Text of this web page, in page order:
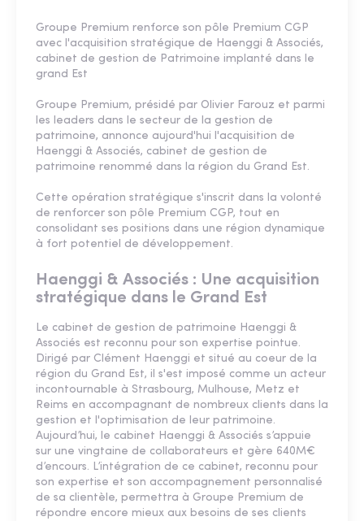
Groupe Premium renforce son pôle Premium CGP
avec l'acquisition stratégique de Haenggi & Associés,
cabinet de gestion de Patrimoine implanté dans le
grand Est
Groupe Premium, présidé par Olivier Farouz et parmi
les leaders dans le secteur de la gestion de
patrimoine, annonce aujourd'hui l'acquisition de
Haenggi & Associés, cabinet de gestion de
patrimoine renommé dans la région du Grand Est.
Cette opération stratégique s'inscrit dans la volonté
de renforcer son pôle Premium CGP, tout en
consolidant ses positions dans une région dynamique
à fort potentiel de développement.
Haenggi & Associés : Une acquisition
stratégique dans le Grand Est
Le cabinet de gestion de patrimoine Haenggi &
Associés est reconnu pour son expertise pointue.
Dirigé par Clément Haenggi et situé au coeur de la
région du Grand Est, il s'est imposé comme un acteur
incontournable à Strasbourg, Mulhouse, Metz et
Reims en accompagnant de nombreux clients dans la
gestion et l'optimisation de leur patrimoine.
Aujourd’hui, le cabinet Haenggi & Associés s’appuie
sur une vingtaine de collaborateurs et gère 640M€
d’encours. L’intégration de ce cabinet, reconnu pour
son expertise et son accompagnement personnalisé
de sa clientèle, permettra à Groupe Premium de
répondre encore mieux aux besoins de ses clients